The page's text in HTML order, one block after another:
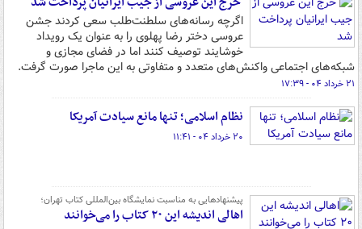
اگرچه رسانه‌های سلطنت‌طلب سعی‌ کردند جشن
عروسی دختر رضا پهلوی را به عنوان یک رویداد
خوشایند توصیف کنند اما در فضای مجازی و
شبکه‌های اجتماعی واکنش‌های متعدد و متفاوتی به این ماجرا صورت گرفت.
۲۱ خرداد ۰۴ - ۱۷:۳۹
نظام اسلامی؛ تنها مانع سیادت آمریکا
۲۰ خرداد ۰۴ - ۱۱:۴۱
پیشنهادهایی به مناسبت نمایشگاه بین‌المللی کتاب تهران؛
اهالی اندیشه این ۲۰ کتاب را می‌خوانند